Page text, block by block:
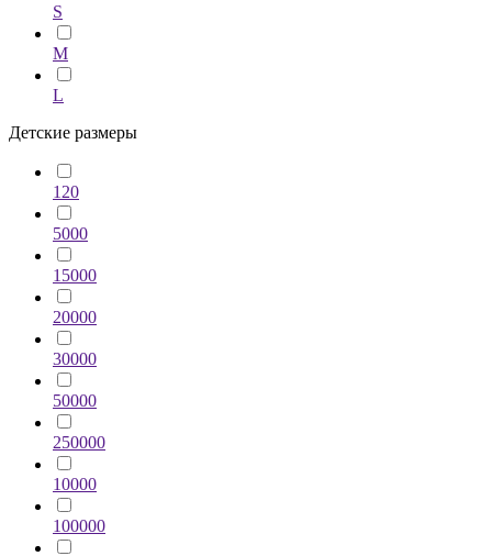
S
M
L
Детские размеры
120
5000
15000
20000
30000
50000
250000
10000
100000